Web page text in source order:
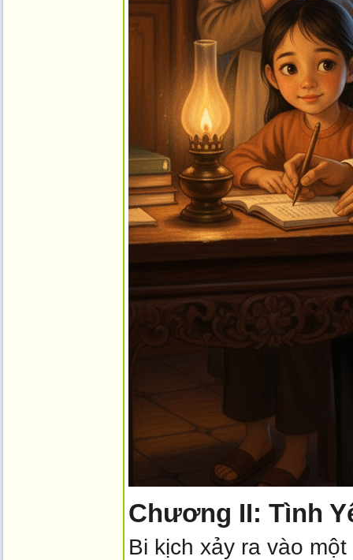
Chương II: Tình
Bi kịch xảy ra vào